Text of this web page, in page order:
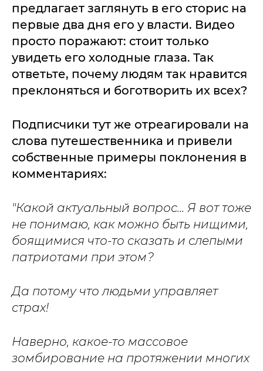
предлагает заглянуть в его сторис на
первые два дня его у власти. Видео
просто поражают: стоит только
увидеть его холодные глаза. Так
ответьте, почему людям так нравится
преклоняться и боготворить их всех?
Подписчики тут же отреагировали на
слова путешественника и привели
собственные примеры поклонения в
комментариях:
"Какой актуальный вопрос… Я вот тоже
не понимаю, как можно быть нищими,
боящимися что-то сказать и слепыми
патриотами при этом?
Да потому что людьми управляет
страх!
Наверно, какое-то массовое
зомбирование на протяжении многих